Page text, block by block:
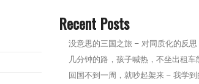
Recent Posts
没意思的三国之旅 – 对同质化的反思
几分钟的路，孩子喊热，不坐出租车
回国不到一周，就吵起架来 – 我学